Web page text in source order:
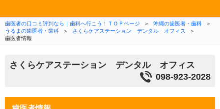
コンテンツへ移動
歯医者の口コミ評判なら｜歯科へ行こう！ＴＯＰページ ＞ 沖縄の歯医者・歯科
＞
うるまの歯医者・歯科
＞ さくらケアステーション デンタル オフィス
＞
歯医者情報
さくらケアステーション デンタル オフィス
098-923-2028